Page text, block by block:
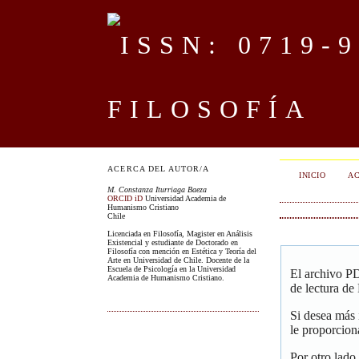
FILOSOFÍA
ACERCA DEL AUTOR/A
M. Constanza Iturriaga Baeza
ORCID iD Universidad Academia de
Humanismo Cristiano
Chile
Licenciada en Filosofía, Magister en Análisis
Existencial y estudiante de Doctorado en
Filosofía con mención en Estética y Teoría del
Arte en Universidad de Chile. Docente de la
Escuela de Psicología en la Universidad
Academia de Humanismo Cristiano.
INICIO
El archivo
de lectura
Si desea
le